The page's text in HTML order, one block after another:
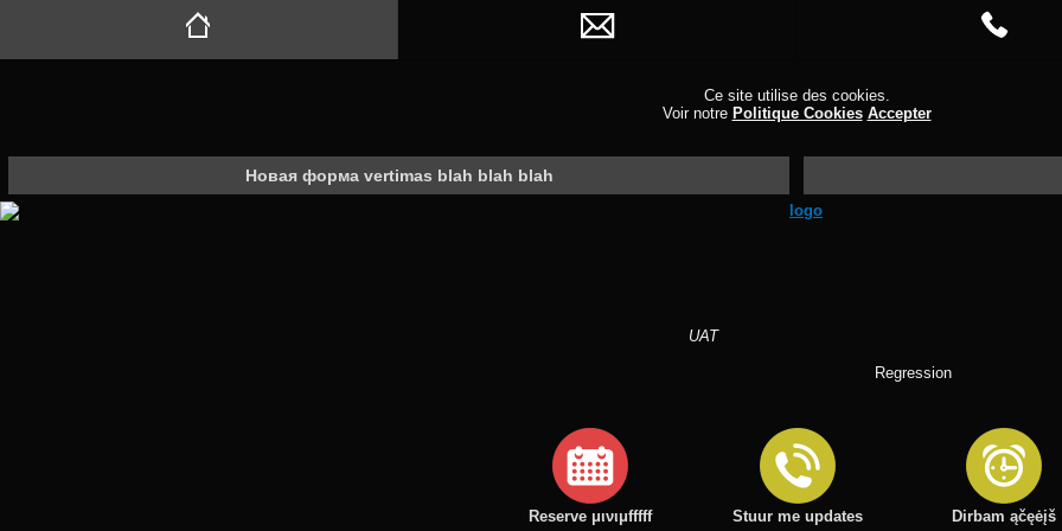
Новый номер 3
Новая форма vertimas blah blah blah
Reserve μινιμfffff
About Network Solutions
Обзоры
Ce site utilise des cookies.
Voir notre Politique Cookies Accepter
Новая форма vertimas blah blah blah
UAT
Regression
Reserve μινιμfffff Stuur me updates Dirbam ąčęėįš